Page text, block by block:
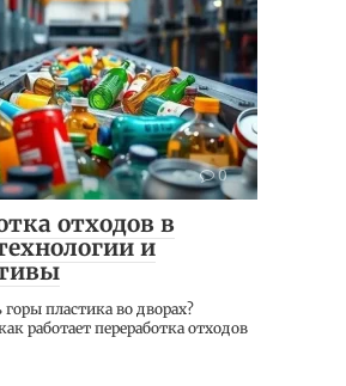
0
отходов в
и
горы пластика во дворах?
работает переработка отходов